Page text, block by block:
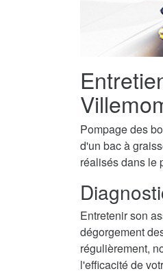
Pompage des
d'un bac à
réalisés dans le
Entretenir son
dégorgement
régulièrement,
l'efficacité de